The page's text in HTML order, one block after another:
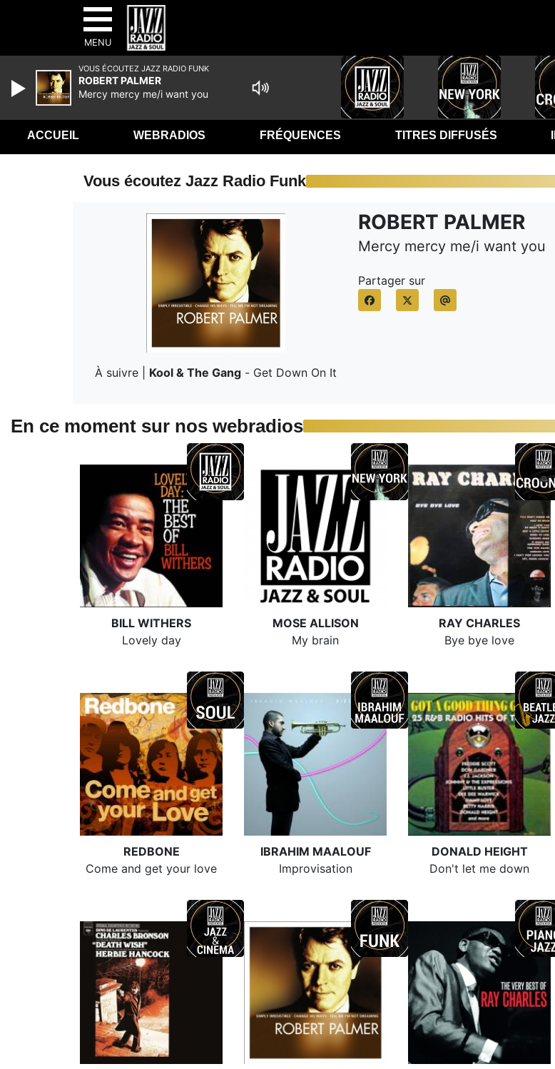
MENU
ACCUEIL WEBRADIOS FRÉQUENCES TITRES DIFFUSÉS
Vous écoutez Jazz Radio Funk
ROBERT PALMER
Mercy mercy me/i want you
Partager sur
À suivre | Kool & The Gang - Get Down On It
En ce moment sur nos webradios
BILL WITHERS
Lovely day
MOSE ALLISON
My brain
RAY CHARLES
Bye bye love
REDBONE
Come and get your love
IBRAHIM MAALOUF
Improvisation
DONALD HEIGHT
Don't let me down
VOUS ÉCOUTEZ JAZZ RADIO FUNK
ROBERT PALMER
Mercy mercy me/i want you